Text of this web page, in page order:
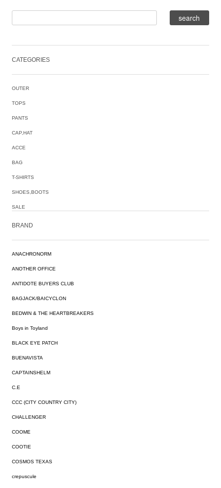
CATEGORIES
OUTER
TOPS
PANTS
CAP,HAT
ACCE
BAG
T-SHIRTS
SHOES,BOOTS
SALE
BRAND
ANACHRONORM
ANOTHER OFFICE
ANTIDOTE BUYERS CLUB
BAGJACK/BAICYCLON
BEDWIN & THE HEARTBREAKERS
Boys in Toyland
BLACK EYE PATCH
BUENAVISTA
CAPTAINSHELM
C.E
CCC (CITY COUNTRY CITY)
CHALLENGER
COOME
COOTIE
COSMOS TEXAS
crepuscule